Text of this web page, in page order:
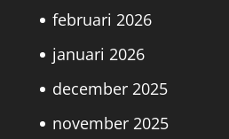
februari 2026
januari 2026
december 2025
november 2025